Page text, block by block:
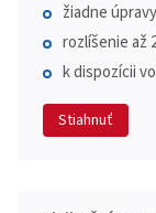
žiadne
rozlíšenie až
k dispozícii
Stiahnuť